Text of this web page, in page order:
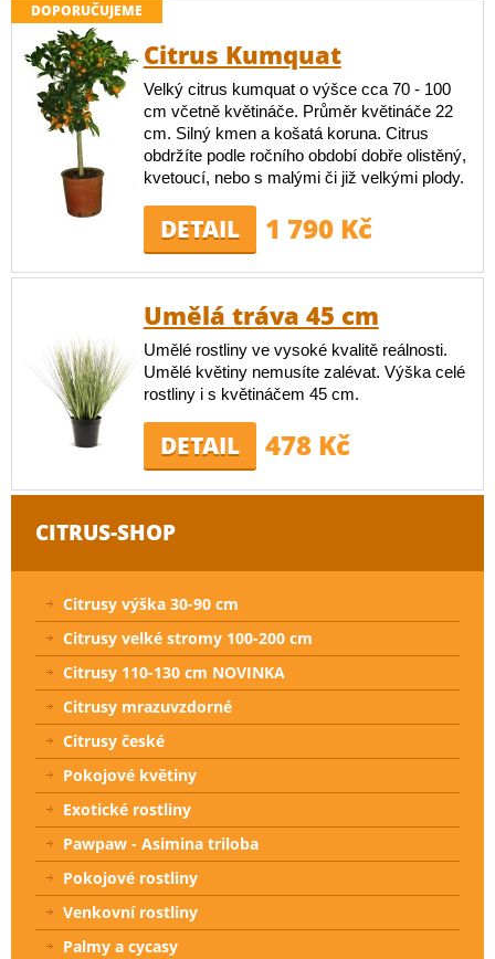
DOPORUČUJEME
Citrus Kumquat
Velký citrus kumquat o výšce cca 70 - 100
cm včetně květináče. Průměr květináče 22
cm. Silný kmen a košatá koruna. Citrus
obdržíte podle ročního období dobře olistěný,
kvetoucí, nebo s malými či již velkými plody.
DETAIL 1 790 Kč
Umělá tráva 45 cm
Umělé rostliny ve vysoké kvalitě reálnosti.
Umělé květiny nemusíte zalévat. Výška celé
rostliny i s květináčem 45 cm.
DETAIL 478 Kč
CITRUS-SHOP
Citrusy výška 30-90 cm
Citrusy velké stromy 100-200 cm
Citrusy 110-130 cm NOVINKA
Citrusy mrazuvzdorné
Citrusy české
Pokojové květiny
Exotické rostliny
Pawpaw - Asimina triloba
Pokojové rostliny
Venkovní rostliny
Palmy a cycasy